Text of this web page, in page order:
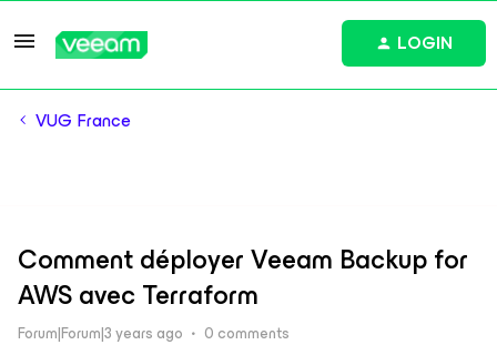
LOGIN
VUG France
Comment déployer Veeam Backup for
AWS avec Terraform
Forum|Forum|3 years ago 0 comments